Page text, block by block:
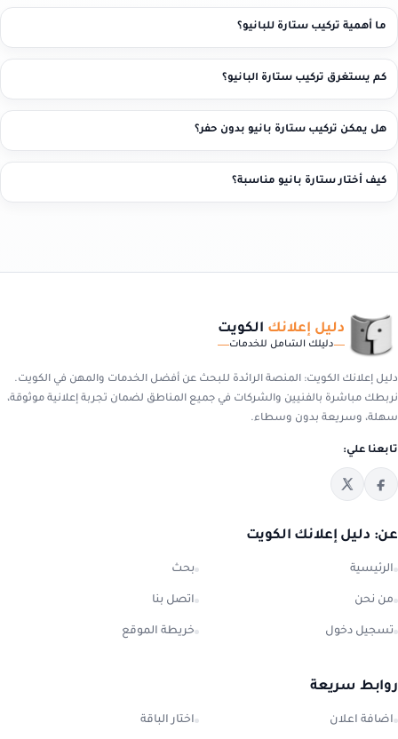
ما أهمية تركيب ستارة للبانيو؟
كم يستغرق تركيب ستارة البانيو؟
هل يمكن تركيب ستارة بانيو بدون حفر؟
كيف أختار ستارة بانيو مناسبة؟
دليل إعلانك الكويت
دليلك الشامل للخدمات
دليل إعلانك الكويت: المنصة الرائدة للبحث عن أفضل الخدمات والمهن في الكويت.
نربطك مباشرة بالفنيين والشركات في جميع المناطق لضمان تجربة إعلانية موثوقة،
سهلة، وسريعة بدون وسطاء.
تابعنا علي:
عن: دليل إعلانك الكويت
الرئيسية بحث
من نحن اتصل بنا
تسجيل دخول خريطة الموقع
روابط سريعة
اضافة اعلان اختار الباقة